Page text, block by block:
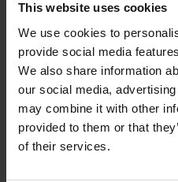
This website uses cookies
We use cookies to
provide social media
We also share information
our social media,
may combine it with other
provided to them or that
of their services.
LUCIDE
Shadi golvlampa
1 167 kr
Rek. 1 459 kr